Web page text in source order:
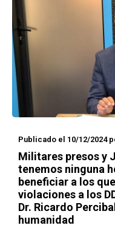
Publicado el 10/12/2024
Militares presos y
tenemos ninguna
beneficiar a los
violaciones a los
Dr. Ricardo
humanidad